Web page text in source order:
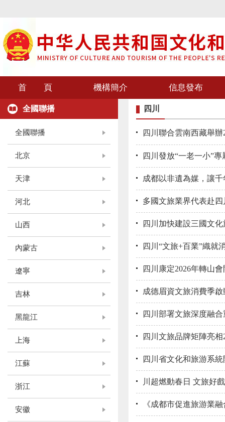
首 頁 機構簡介 信息發布
全國聯播
全國聯播
北京
天津
河北
山西
內蒙古
遼寧
吉林
黑龍江
上海
江蘇
浙江
安徽
四川
四川聯合雲南西藏舉
四川發放“一老一小”
成都以非遺為媒，讓
多國文旅業界代表赴四
四川加快建設三國文
四川“文旅+百業”織就
四川康定2026年轉山
成德眉資文旅消費季啟
四川部署文旅深度融
四川文旅品牌矩陣亮
四川省文化和旅游系
川超燃動春日 文旅好
《成都市促進旅游業